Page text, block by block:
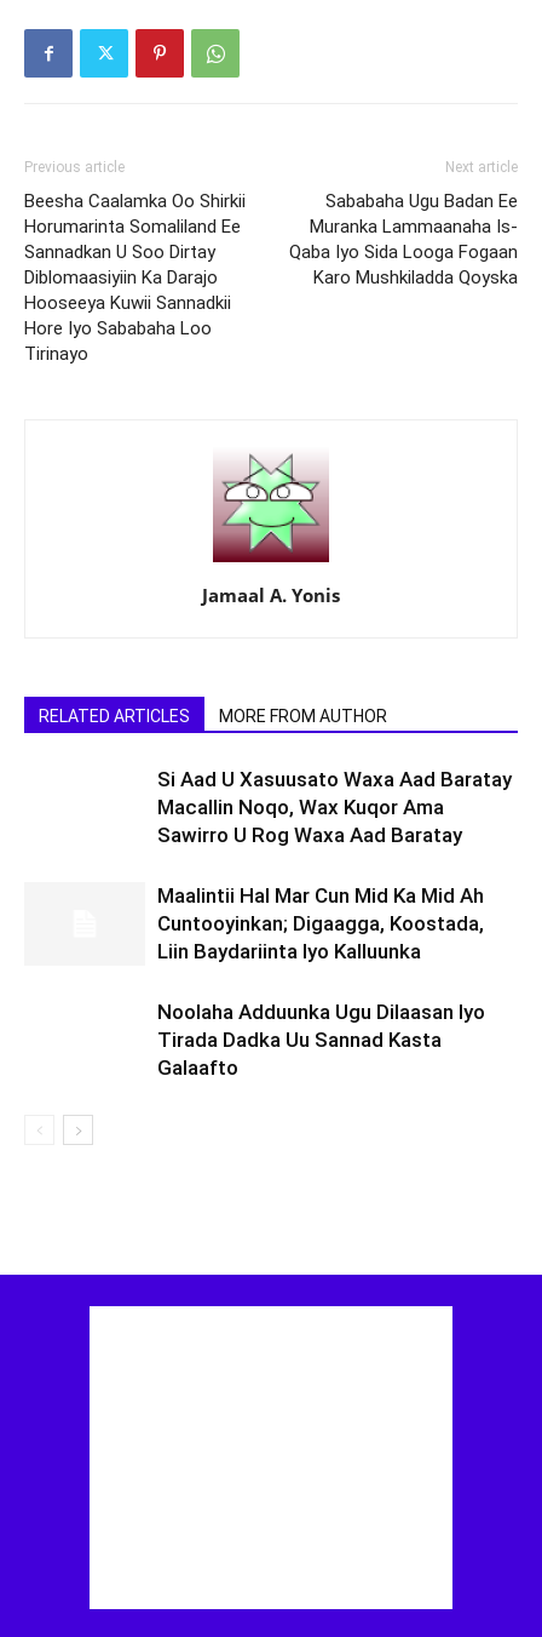
Previous article
Beesha Caalamka Oo Shirkii
Horumarinta Somaliland Ee
Sannadkan U Soo Dirtay
Diblomaasiyiin Ka Darajo
Hooseeya Kuwii Sannadkii
Hore Iyo Sababaha Loo
Tirinayo
Next article
Sababaha Ugu Badan Ee
Muranka Lammaanaha Is-
Qaba Iyo Sida Looga Fogaan
Karo Mushkiladda Qoyska
Jamaal A. Yonis
RELATED ARTICLES MORE FROM AUTHOR
Si Aad U Xasuusato Waxa Aad Baratay
Macallin Noqo, Wax Kuqor Ama
Sawirro U Rog Waxa Aad Baratay
Maalintii Hal Mar Cun Mid Ka Mid Ah
Cuntooyinkan; Digaagga, Koostada,
Liin Baydariinta Iyo Kalluunka
Noolaha Adduunka Ugu Dilaasan Iyo
Tirada Dadka Uu Sannad Kasta
Galaafto